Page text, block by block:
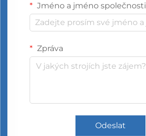
Jméno a jméno společnosti
Zpráva
Odeslat